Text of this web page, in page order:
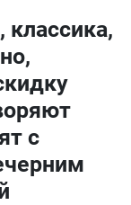
классика,
с